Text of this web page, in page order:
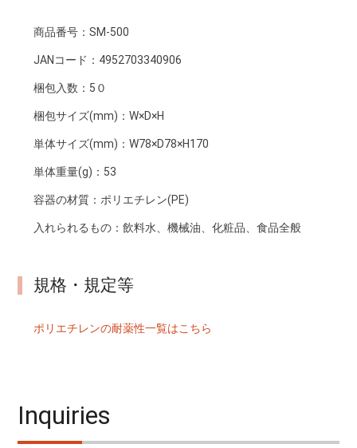
商品番号：SM-500
JANコード： 4952703340906
梱包入数： 5０
梱包サイズ(mm)：W×D×H
単体サイズ(mm)：W78×D78×H170
単体重量(g)： 53
容器の材質：ポリエチレン(PE)
入れられるもの：飲料水、機械油、化粧品、食品全般
規格・規定等
ポリエチレンの耐薬性一覧はこちら
Inquiries